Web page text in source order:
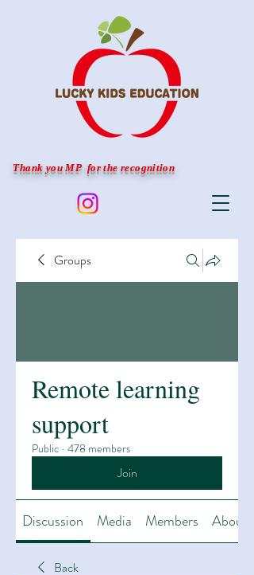
Thank you MP for the recognition
Groups
Remote learning
support
Public · 478 members
Join
Discussion Media Members About
Back